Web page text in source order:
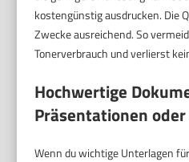
kostengünstig ausdrucken. Die
Zwecke ausreichend. So
Tonerverbrauch und verlierst
Hochwertige
Präsentationen
Wenn du wichtige Unterlagen